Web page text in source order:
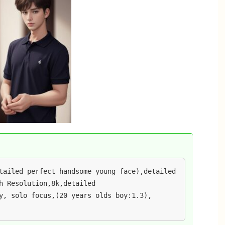
perfect handsome young face),detailed
Resolution,8k,detailed
solo focus,(20 years olds boy:1.3),